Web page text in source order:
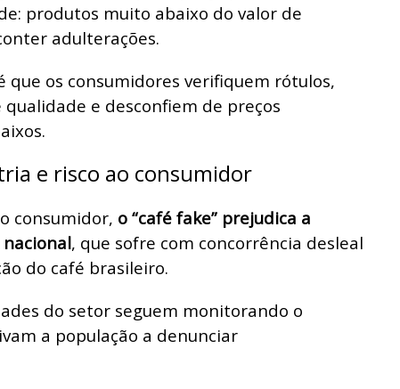
produtos muito abaixo do valor de
adulterações.
que os consumidores verifiquem rótulos,
qualidade e desconfiem de preços
e risco ao consumidor
consumidor, o “café fake” prejudica a
, que sofre com concorrência desleal
do café brasileiro.
do setor seguem monitorando o
a população a denunciar